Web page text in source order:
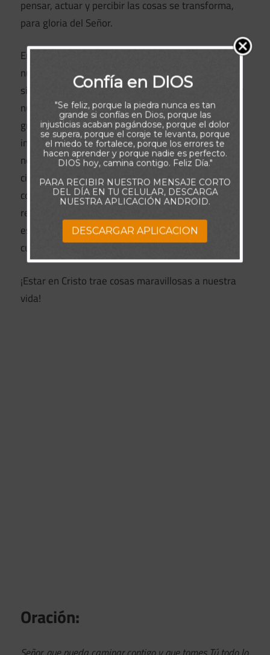
pensar, actuar y percibir las cosas se transforma,
para gloria del Señor.
En definitiva, estando en Cristo saboreamos cosas
nuevas y parafraseando al apostol Pablo, eso
significa que la vida vieja, pasada y desgastada por
nuestra imperfección, y desconocimiento de la
gracia de Diosha terminado, y una vida nueva ha
iniciado» (2 Corintios 5:17). Antes no teníamos
noción ni sentido del poder de Nuestro Pader de lo
cielos, ignorábamos el alimento espiritual que
constituye servirle, desconocíamos la fuerza y
refugio en el amor a Dios y al prójimo. Pero todas
estas cosas se convierten en nuestra práctica
cuando estamos en Cristo.
¡Estar en Cristo trae cosas maravillosas a nuestra
vida!
Oración:
Confía en DIOS
"Se feliz, porque la piedra nunca es tan
grande si confías en Dios, porque las
injusticias acaban pagándose, porque el dolor
se supera, porque el coraje te levanta, porque
el miedo te fortalece, porque los errores te
hacen aprender y porque nadie es perfecto.
DIOS hoy, camina contigo. Feliz Día."
PARA RECIBIR NUESTRO MENSAJE CORTO
DEL DÍA EN TU CELULAR, DESCARGA
NUESTRA APLICACIÓN ANDROID.
DESCARGAR APLICACION